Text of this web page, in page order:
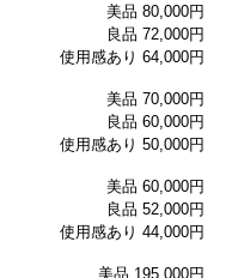
美品 80,000円
良品 72,000円
使用感あり 64,000円
美品 70,000円
良品 60,000円
使用感あり 50,000円
美品 60,000円
良品 52,000円
使用感あり 44,000円
美品 195,000円